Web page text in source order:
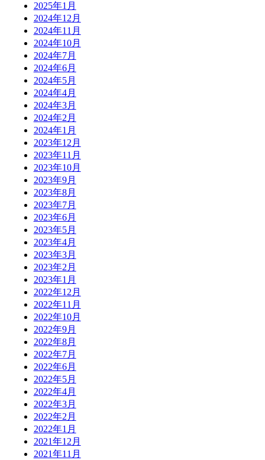
2025年1月
2024年12月
2024年11月
2024年10月
2024年7月
2024年6月
2024年5月
2024年4月
2024年3月
2024年2月
2024年1月
2023年12月
2023年11月
2023年10月
2023年9月
2023年8月
2023年7月
2023年6月
2023年5月
2023年4月
2023年3月
2023年2月
2023年1月
2022年12月
2022年11月
2022年10月
2022年9月
2022年8月
2022年7月
2022年6月
2022年5月
2022年4月
2022年3月
2022年2月
2022年1月
2021年12月
2021年11月